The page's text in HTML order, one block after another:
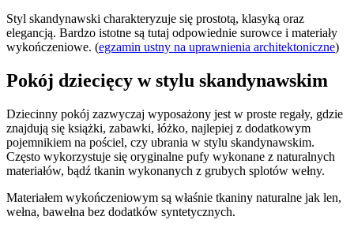
Styl skandynawski charakteryzuje się prostotą, klasyką oraz
elegancją. Bardzo istotne są tutaj odpowiednie surowce i materiały
wykończeniowe. (egzamin ustny na uprawnienia architektoniczne)
Pokój dziecięcy w stylu skandynawskim
Dziecinny pokój zazwyczaj wyposażony jest w proste regały, gdzie
znajdują się książki, zabawki, łóżko, najlepiej z dodatkowym
pojemnikiem na pościel, czy ubrania w stylu skandynawskim.
Często wykorzystuje się oryginalne pufy wykonane z naturalnych
materiałów, bądź tkanin wykonanych z grubych splotów wełny.
Materiałem wykończeniowym są właśnie tkaniny naturalne jak len,
wełna, bawełna bez dodatków syntetycznych.